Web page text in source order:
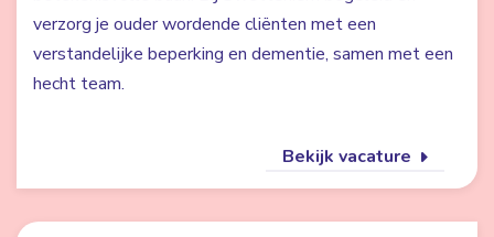
verzorg je ouder wordende cliënten met een
verstandelijke beperking en dementie, samen met een
hecht team.
Bekijk vacature